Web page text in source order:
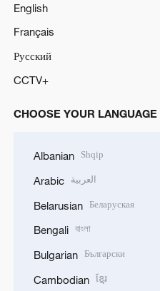
English
Français
Русский
CCTV+
CHOOSE YOUR LANGUAGE
Albanian Shqip
Arabic العربية
Belarusian Беларуская
Bengali বাংলা
Bulgarian Български
Cambodian ខ្មែរ